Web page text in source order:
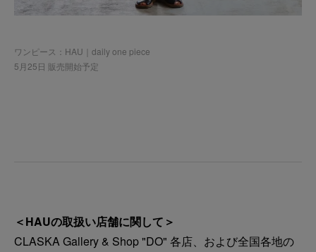
ワンピース：HAU｜daily one piece
5月25日 販売開始予定
＜HAUの取扱い店舗に関して＞
CLASKA Gallery & Shop "DO" 各店、および全国各地の